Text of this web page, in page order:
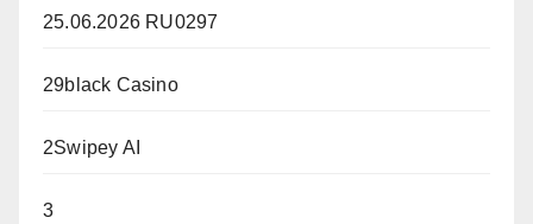
25.06.2026 RU0297
29black Casino
2Swipey AI
3